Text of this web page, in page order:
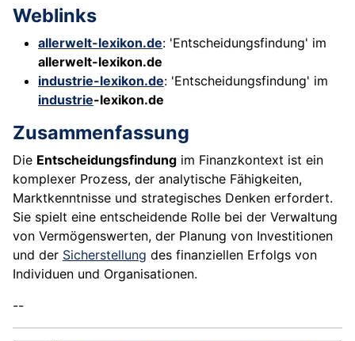
Weblinks
allerwelt-lexikon.de: 'Entscheidungsfindung' im
allerwelt-lexikon.de
industrie-lexikon.de: 'Entscheidungsfindung' im
industrie-lexikon.de
Zusammenfassung
Die Entscheidungsfindung im Finanzkontext ist ein
komplexer Prozess, der analytische Fähigkeiten,
Marktkenntnisse und strategisches Denken erfordert.
Sie spielt eine entscheidende Rolle bei der Verwaltung
von Vermögenswerten, der Planung von Investitionen
und der Sicherstellung des finanziellen Erfolgs von
Individuen und Organisationen.
--